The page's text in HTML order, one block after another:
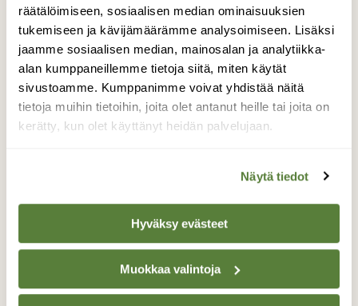
räätälöimiseen, sosiaalisen median ominaisuuksien
tukemiseen ja kävijämäärämme analysoimiseen. Lisäksi
jaamme sosiaalisen median, mainosalan ja analytiikka-
alan kumppaneillemme tietoja siitä, miten käytät
sivustoamme. Kumppanimme voivat yhdistää näitä
tietoja muihin tietoihin, joita olet antanut heille tai joita on
kerätty, kun olet käyttänyt heidän palvelujaan.
Näytä tiedot
Hyväksy evästeet
Muokkaa valintoja
Kerrankin kävi hyvä tuuri ja satuin olemaan
kamerani kanssa oikeassa paikassa oikeaan
aikaan. Supikoira ei aivan heti havainnut
minua, mutta havaittuaan otti jalat alleen ja
pisti oikein juoksuksi. Kuvat supikoirista
jakavat mielipiteitä, mutta kuva muiden
joukossa, ja pääasia, että itse olen ainakin